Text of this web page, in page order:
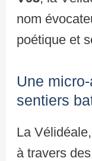
nom
poétique et
Une
sentiers
La
à travers